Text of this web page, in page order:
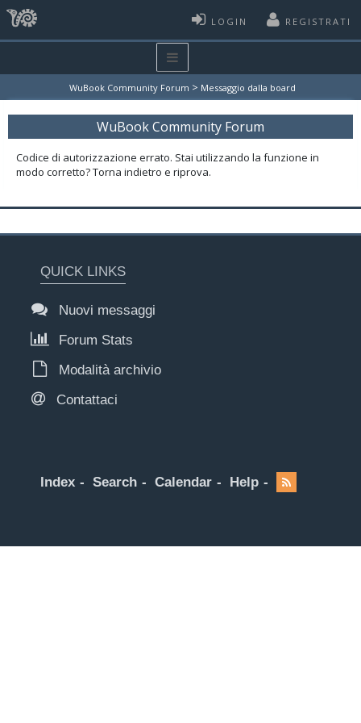
LOGIN REGISTRATI
WuBook Community Forum > Messaggio dalla board
WuBook Community Forum
Codice di autorizzazione errato. Stai utilizzando la funzione in
modo corretto? Torna indietro e riprova.
QUICK LINKS
Nuovi messaggi
Forum Stats
Modalità archivio
Contattaci
Index Search Calendar Help